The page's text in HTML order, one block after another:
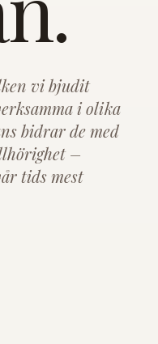
vi bjudit
i olika
bidrar de med
–
tids mest